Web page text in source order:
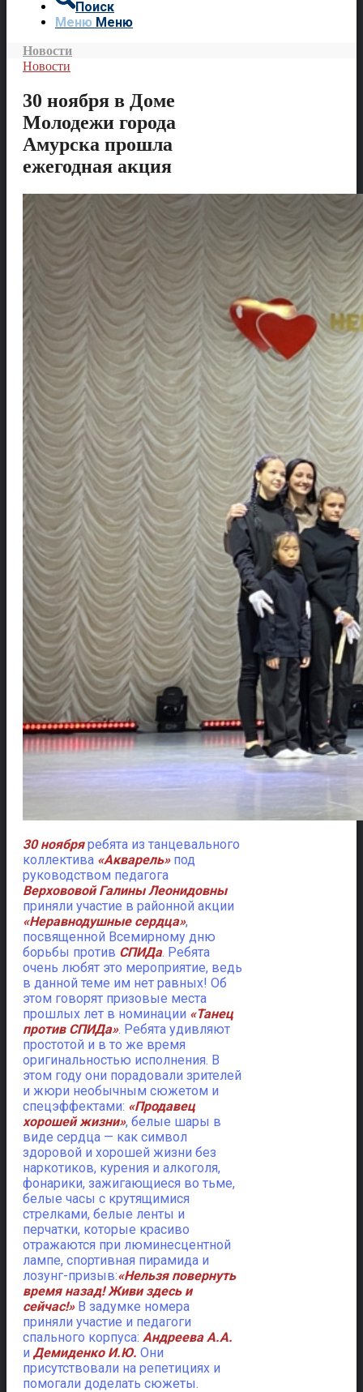
Поиск
Меню Меню
Новости
Новости
30 ноября в Доме
Молодежи города
Амурска прошла
ежегодная акция
30 ноября ребята из танцевального
коллектива «Акварель»под
руководством педагога
Верхововой Галины Леонидовны
приняли участие в районной акции
«Неравнодушные сердца»,
посвященной Всемирному дню
борьбы против СПИДа. Ребята
очень любят это мероприятие, ведь
в данной теме им нет равных! Об
этом говорят призовые места
прошлых лет в номинации «Танец
против СПИДа». Ребята удивляют
простотой и в то же время
оригинальностью исполнения. В
этом году они порадовали зрителей
и жюри необычным сюжетом и
спецэффектами: «Продавец
хорошей жизни», белые шары в
виде сердца — как символ
здоровой и хорошей жизни без
наркотиков, курения и алкоголя,
фонарики, зажигающиеся во тьме,
белые часы с крутящимися
стрелками, белые ленты и
перчатки, которые красиво
отражаются при люминесцентной
лампе, спортивная пирамида и
лозунг-призыв:«Нельзя повернуть
время назад! Живи здесь и
сейчас!»В задумке номера
приняли участие и педагоги
спального корпуса: Андреева А.А.
и Демиденко И.Ю. Они
присутствовали на репетициях и
помогали доделать сюжеты.